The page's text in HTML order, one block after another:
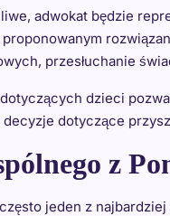
adwokat będzie
przesłuchanie
dzieci
dotyczące
z
jeden z